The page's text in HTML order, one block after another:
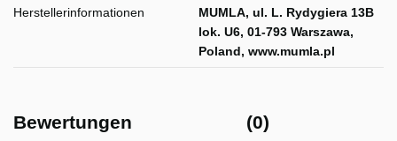
Herstellerinformationen
MUMLA, ul. L. Rydygiera 13B
lok. U6, 01-793 Warszawa,
Poland, www.mumla.pl
Bewertungen (0)